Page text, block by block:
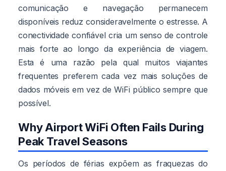
comunicação e navegação permanecem
disponíveis reduz consideravelmente o estresse. A
conectividade confiável cria um senso de controle
mais forte ao longo da experiência de viagem.
Esta é uma razão pela qual muitos viajantes
frequentes preferem cada vez mais soluções de
dados móveis em vez de WiFi público sempre que
possível.
Why Airport WiFi Often Fails During
Peak Travel Seasons
Os períodos de férias expõem as fraquezas do